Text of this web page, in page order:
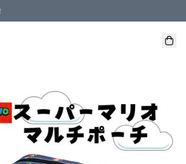
運費優惠！（適用於 本地送貨、本地取貨 )